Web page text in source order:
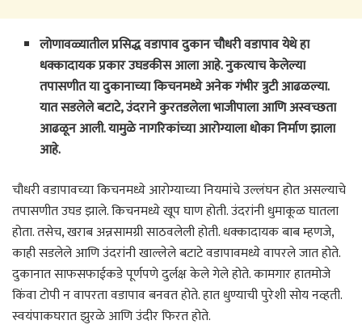
लोणावळ्यातील प्रसिद्ध वडापाव दुकान चौधरी वडापाव येथे हा
धक्कादायक प्रकार उघडकीस आला आहे. नुकत्याच केलेल्या
तपासणीत या दुकानाच्या किचनमध्ये अनेक गंभीर त्रुटी आढळल्या.
यात सडलेले बटाटे, उंदराने कुरतडलेला भाजीपाला आणि अस्वच्छता
आढळून आली. यामुळे नागरिकांच्या आरोग्याला धोका निर्माण झाला
आहे.
चौधरी वडापावच्या किचनमध्ये आरोग्याच्या नियमांचे उल्लंघन होत असल्याचे
तपासणीत उघड झाले. किचनमध्ये खूप घाण होती. उंदरांनी धुमाकूळ घातला
होता. तसेच, खराब अन्नसामग्री साठवलेली होती. धक्कादायक बाब म्हणजे,
काही सडलेले आणि उंदरांनी खाल्लेले बटाटे वडापावमध्ये वापरले जात होते.
दुकानात साफसफाईकडे पूर्णपणे दुर्लक्ष केले गेले होते. कामगार हातमोजे
किंवा टोपी न वापरता वडापाव बनवत होते. हात धुण्याची पुरेशी सोय नव्हती.
स्वयंपाकघरात झुरळे आणि उंदीर फिरत होते.